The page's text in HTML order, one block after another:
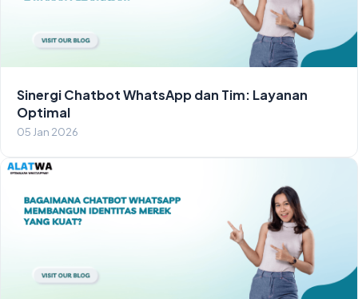
Sinergi Chatbot WhatsApp dan Tim: Layanan
Optimal
05 Jan 2026